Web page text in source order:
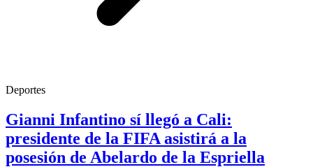
Deportes
Gianni Infantino sí llegó a Cali:
presidente de la FIFA asistirá a la
posesión de Abelardo de la Espriella